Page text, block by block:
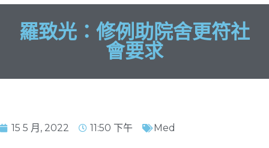
羅致光：修例助院舍更符社
會要求
15 5 月, 2022 11:50 下午 Med